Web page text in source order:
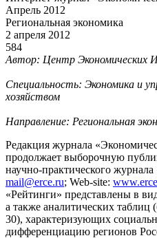
Апрель 2012
Региональная экономика
2 апреля 2012
584
Автор: Центр Экономических
Специальность: Экономика и
хозяйством
Направление: Региональная
Редакция журнала
продолжает выборочную
научно-практического
mail@erce.ru; Web-site:
«Рейтинги» представлены в
а также аналитических таблиц
30), характеризующих
дифференциацию регионов